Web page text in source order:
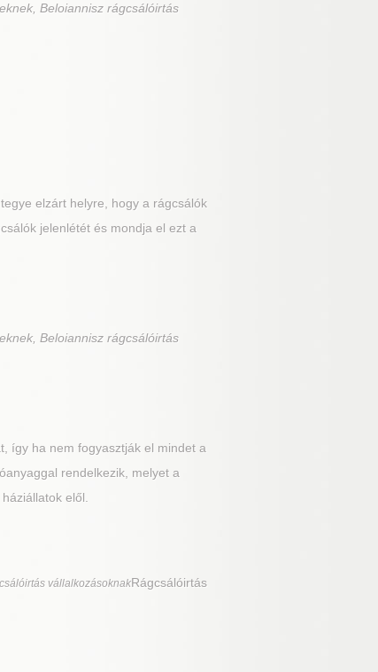
Beloiannisz rágcsálóirtás
elzárt helyre, hogy a rágcsálók
jelenlétét és mondja el ezt a
Beloiannisz rágcsálóirtás
így ha nem fogyasztják el mindet a
rendelkezik, melyet a
elől.
vállalkozásoknakRágcsálóirtás